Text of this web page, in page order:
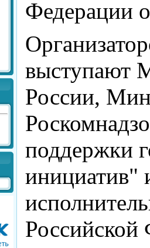
Федерации
выступают
России,
поддержки
инициатив"
Российской